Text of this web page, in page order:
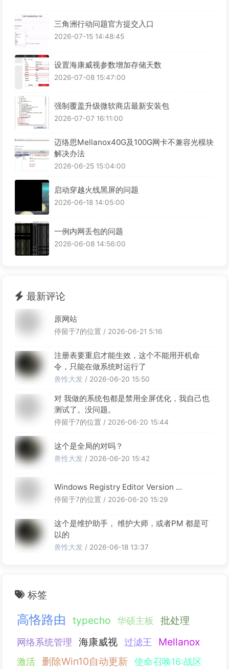
三角洲行动问题官方提交入口
2026-07-15 14:48:45
设置海康威视参数增加存储天数
2026-07-08 15:47:00
强制覆盖升级微软商店最新安装包
2026-07-07 16:11:00
迈络思Mellanox40G及100G网卡不兼容光模块
解决办法
2026-06-25 15:04:00
启动穿越火线黑屏的问题
2026-06-18 14:05:00
一例内网丢包的问题
2026-06-08 14:56:00
最新评论
原网站
停留于7的位置 / 2026-06-21 5:16
注册表要重启才能生效，这个不能用开机命
令，只能在做系统时运行了
兽性大发 / 2026-06-20 15:50
对 我做的系统包都是禁用全屏优化，我自己也
测试了。没问题。
停留于7的位置 / 2026-06-20 15:44
这个是全局的对吗？
兽性大发 / 2026-06-20 15:42
Windows Registry Editor Version ...
停留于7的位置 / 2026-06-20 15:29
这个是维护助手， 维护大师，或者PM 都是可
以的
兽性大发 / 2026-06-18 13:37
标签
高恪路由 typecho 华硕主板 批处理
网络系统管理 海康威视 过滤王 Mellanox
激活 删除Win10自动更新 使命召唤16:战区